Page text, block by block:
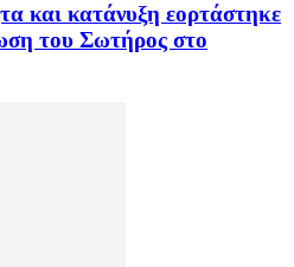
και κατάνυξη εορτάστηκε
του Σωτήρος στο